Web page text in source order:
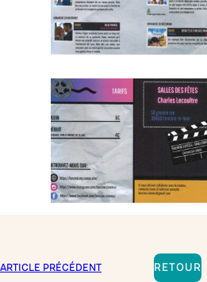
ARTICLE PRÉCÉDENT RETOUR